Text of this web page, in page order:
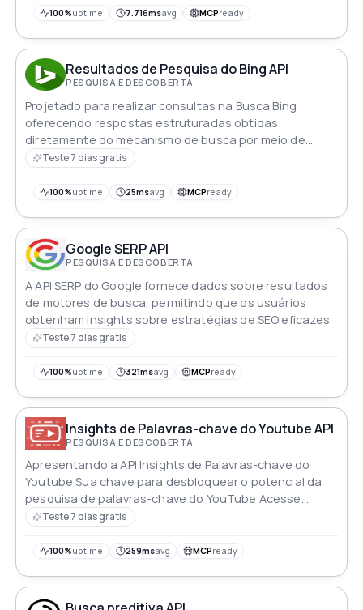
100%uptime 7.716msavg MCPready
Resultados de Pesquisa do Bing API
PESQUISA E DESCOBERTA
Projetado para realizar consultas na Busca Bing
oferecendo respostas estruturadas obtidas
diretamente do mecanismo de busca por meio de
solicitações rápidas e eficientes
Teste 7 dias gratis
100%uptime 25msavg MCPready
Google SERP API
PESQUISA E DESCOBERTA
A API SERP do Google fornece dados sobre resultados
de motores de busca, permitindo que os usuários
obtenham insights sobre estratégias de SEO eficazes
Teste 7 dias gratis
100%uptime 321msavg MCPready
Insights de Palavras-chave do Youtube API
PESQUISA E DESCOBERTA
Apresentando a API Insights de Palavras-chave do
Youtube Sua chave para desbloquear o potencial da
pesquisa de palavras-chave do YouTube Acesse
dados precisos sobre o volume de buscas mensal a
concorrência para aumentar o tráfego e impulsionar
estratégia de conteúdo e alcance um público mais
amplo sem esforço
Teste 7 dias gratis
100%uptime 259msavg MCPready